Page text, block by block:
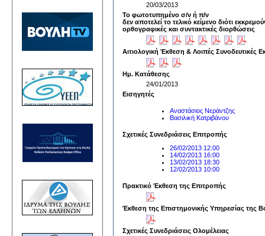
20/03/2013
Το φωτοτυπημένο σ/ν ή π/ν
δεν αποτελεί το τελικό κείμενο διότι
ορθογραφικές και συντακτικές διορθώσεις
Αιτιολογική Έκθεση & Λοιπές Συνοδευτικές
Ημ. Κατάθεσης
24/01/2013
Εισηγητές
Αναστάσιος Νεράντζης
Βασιλική Κατριβάνου
Σχετικές Συνεδριάσεις Επιτροπής
26/02/2013 12:00
14/02/2013 16:00
13/02/2013 18:30
12/02/2013 10:00
Πρακτικό Έκθεση της Επιτροπής
Έκθεση της Επιστημονικής Υπηρεσίας της
Σχετικές Συνεδριάσεις Ολομέλειας